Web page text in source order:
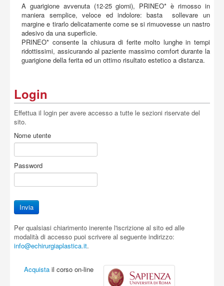
A guarigione avvenuta (12-25 giorni), PRINEO* è rimosso in
maniera semplice, veloce ed indolore: basta sollevare un
margine e tirarlo delicatamente come se si rimuovesse un nastro
adesivo da una superficie.
PRINEO* consente la chiusura di ferite molto lunghe in tempi
ridottissimi, assicurando al paziente massimo comfort durante la
guarigione della ferita ed un ottimo risultato estetico a distanza.
Login
Effettua il login per avere accesso a tutte le sezioni riservate del
sito.
Nome utente
Password
Per qualsiasi chiarimento inerente l'iscrizione al sito ed alle
modalità di accesso puoi scrivere al seguente indirizzo:
info@echirurgiaplastica.it.
Acquista il corso on-line